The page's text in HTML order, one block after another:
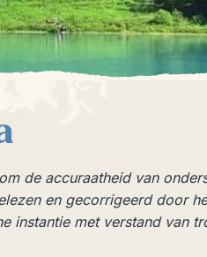
de accuraatheid van
en gecorrigeerd door
instantie met verstand van